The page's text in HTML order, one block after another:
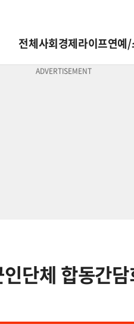
전체사회경제라이프연예
단체 합동간담